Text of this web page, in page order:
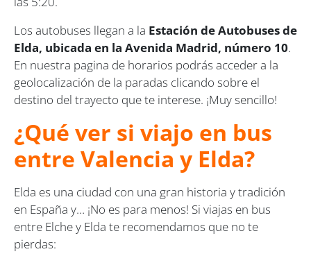
Los autobuses llegan a la Estación de Autobuses de
Elda, ubicada en la Avenida Madrid, número 10.
En nuestra pagina de horarios podrás acceder a la
geolocalización de la paradas clicando sobre el
destino del trayecto que te interese. ¡Muy sencillo!
¿Qué ver si viajo en bus
entre Valencia y Elda?
Elda es una ciudad con una gran historia y tradición
en España y… ¡No es para menos! Si viajas en bus
entre Elche y Elda te recomendamos que no te
pierdas: